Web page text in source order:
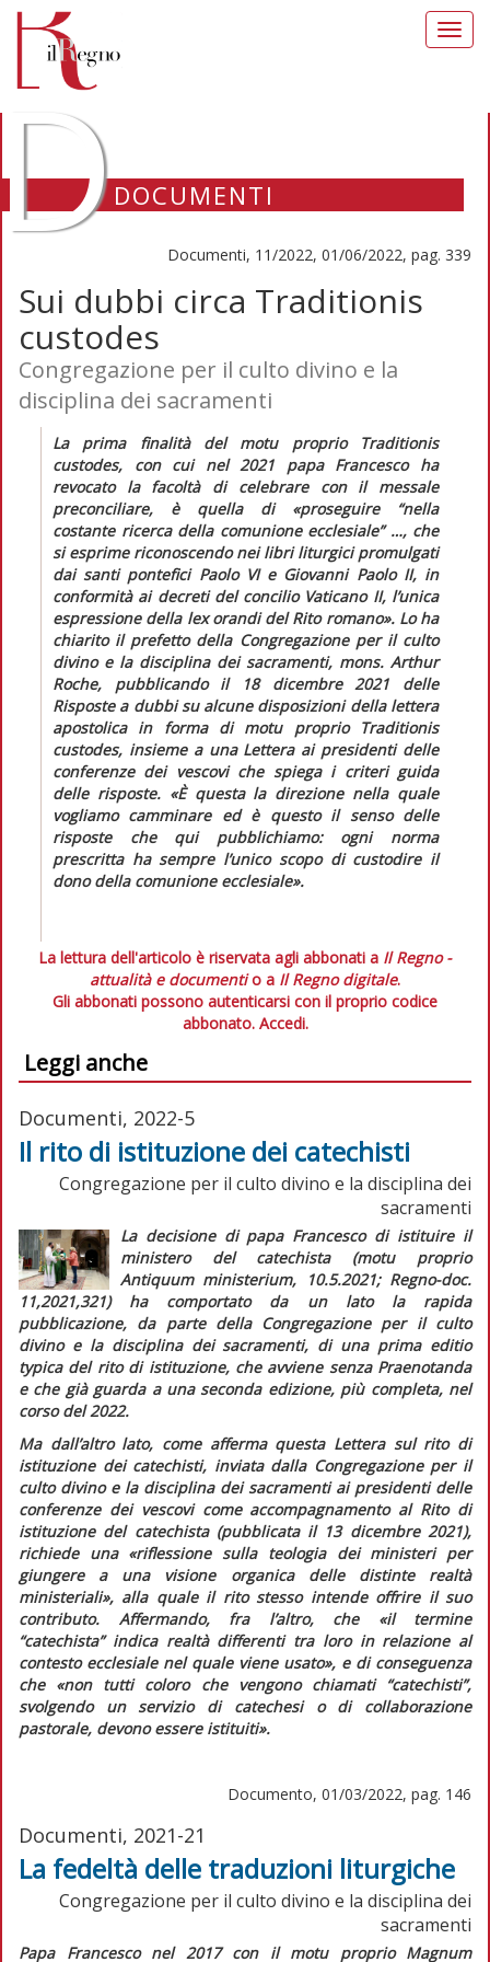
DOCUMENTI
Documenti, 11/2022, 01/06/2022, pag. 339
Sui dubbi circa Traditionis
custodes
Congregazione per il culto divino e la
disciplina dei sacramenti
La prima finalità del motu proprio
Traditionis
custodes, con cui nel 2021 papa Francesco ha
revocato la facoltà di celebrare con il messale
preconciliare, è quella di «proseguire “nella
costante ricerca della comunione ecclesiale” …, che
si esprime riconoscendo nei libri liturgici promulgati
dai santi pontefici Paolo VI e Giovanni Paolo II, in
conformità ai decreti del concilio Vaticano II, l’unica
espressione della lex orandidel Rito romano». Lo ha
chiarito il prefetto della Congregazione per il culto
divino e la disciplina dei sacramenti, mons. Arthur
Roche, pubblicando il 18 dicembre 2021 delle
Risposte a dubbi su alcune disposizioni della lettera
apostolica in forma di motu proprio Traditionis
custodes, insieme a una Lettera ai presidenti delle
conferenze dei vescoviche spiega i criteri guida
delle risposte. «È questa la direzione nella quale
vogliamo camminare ed è questo il senso delle
risposte che qui pubblichiamo: ogni norma
prescritta ha sempre l’unico scopo di custodire il
dono della comunione ecclesiale».
La lettura dell'articolo è riservata agli abbonati a Il Regno -
attualità e documentio a Il Regno digitale.
Gli abbonati possono autenticarsi con il proprio codice
abbonato. Accedi.
Leggi anche
Documenti, 2022-5
Il rito di istituzione dei catechisti
Congregazione per il culto divino e la disciplina dei
sacramenti
La decisione di papa Francesco di istituire il
ministero del catechista (motu proprio
Antiquum ministerium, 10.5.2021; Regno-doc.
11,2021,321) ha comportato da un lato la rapida
pubblicazione, da parte della Congregazione per il culto
divino e la disciplina dei sacramenti, di una prima editio
typicadel rito di istituzione, che avviene senza Praenotanda
e che già guarda a una seconda edizione, più completa, nel
corso del 2022.
Ma dall’altro lato, come afferma questa Lettera sul rito di
istituzione dei catechisti, inviata dalla Congregazione per il
culto divino e la disciplina dei sacramenti ai presidenti delle
conferenze dei vescovi come accompagnamento al Rito di
istituzione del catechista(pubblicata il 13 dicembre 2021),
richiede una «riflessione sulla teologia dei ministeri per
giungere a una visione organica delle distinte realtà
ministeriali», alla quale il rito stesso intende offrire il suo
contributo. Affermando, fra l’altro, che «il termine
“catechista” indica realtà differenti tra loro in relazione al
contesto ecclesiale nel quale viene usato», e di conseguenza
che «non tutti coloro che vengono chiamati “catechisti”,
svolgendo un servizio di catechesi o di collaborazione
pastorale, devono essere istituiti».
Documento, 01/03/2022, pag. 146
Documenti, 2021-21
La fedeltà delle traduzioni liturgiche
Congregazione per il culto divino e la disciplina dei
sacramenti
Papa Francesco nel 2017 con il motu proprio Magnum